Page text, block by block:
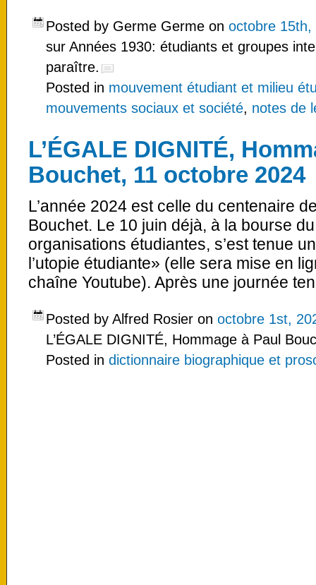
Posted by Germe Germe on octobre 15th,
sur Années 1930: étudiants et groupes
paraître.
Posted in mouvement étudiant et milieu
mouvements sociaux et société, notes de
L’ÉGALE DIGNITÉ,
Bouchet, 11 octobre 2024
L’année 2024 est celle du centenaire
Bouchet. Le 10 juin déjà, à la bourse
organisations étudiantes, s’est tenue
l’utopie étudiante» (elle sera mise en
chaîne Youtube). Après une journée
Posted by Alfred Rosier on octobre 1st,
L’ÉGALE DIGNITÉ, Hommage à Paul
Posted in dictionnaire biographique et